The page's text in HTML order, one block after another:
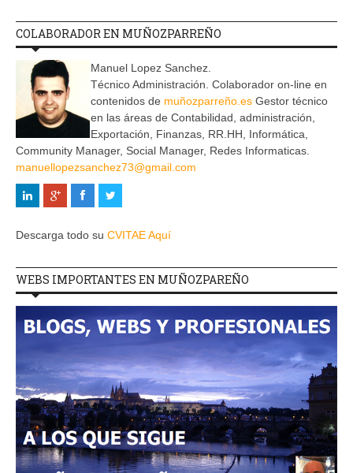
COLABORADOR EN MUÑOZPARREÑO
Manuel Lopez Sanchez.
Técnico Administración. Colaborador on-line en
contenidos de muñozparreño.es Gestor técnico
en las áreas de Contabilidad, administración,
Exportación, Finanzas, RR.HH, Informática,
Community Manager, Social Manager, Redes Informaticas.
manuellopezsanchez73@gmail.com
Descarga todo su CVITAE Aquí
WEBS IMPORTANTES EN MUÑOZPAREÑO